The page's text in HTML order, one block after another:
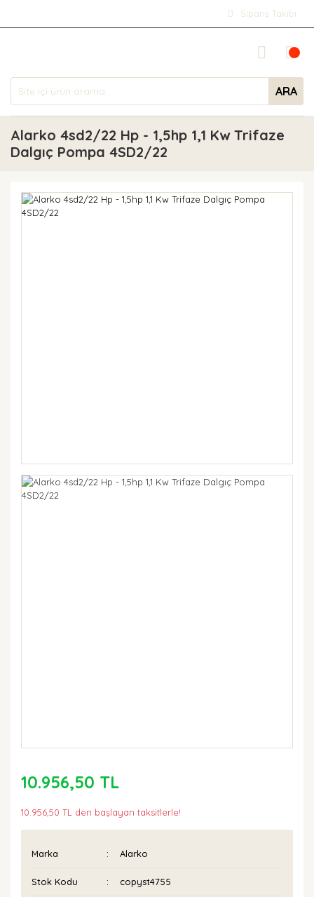
Sipariş Takibi
ARA
Alarko 4sd2/22 Hp - 1,5hp 1,1 Kw Trifaze
Dalgıç Pompa 4SD2/22
10.956,50 TL
10.956,50 TL den başlayan taksitlerle!
Marka Alarko
Stok Kodu copyst4755